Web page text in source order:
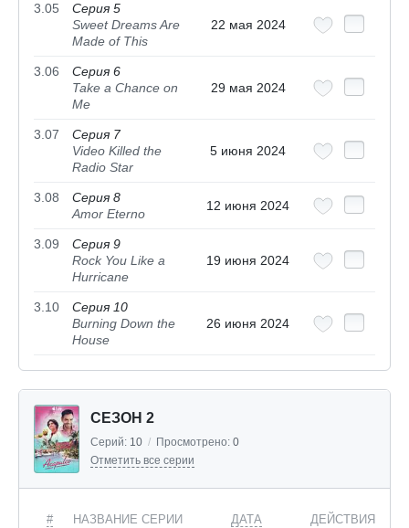
3.05
Серия 5
Sweet Dreams Are
Made of This
22 мая 2024
3.06
Серия 6
Take a Chance on
Me
29 мая 2024
3.07
Серия 7
Video Killed the
Radio Star
5 июня 2024
3.08
Серия 8
Amor Eterno
12 июня 2024
3.09
Серия 9
Rock You Like a
Hurricane
19 июня 2024
3.10
Серия 10
Burning Down the
House
26 июня 2024
СЕЗОН 2
Серий: 10 / Просмотрено: 0
Отметить все серии
# НАЗВАНИЕ СЕРИИ ДАТА ДЕЙСТВИЯ